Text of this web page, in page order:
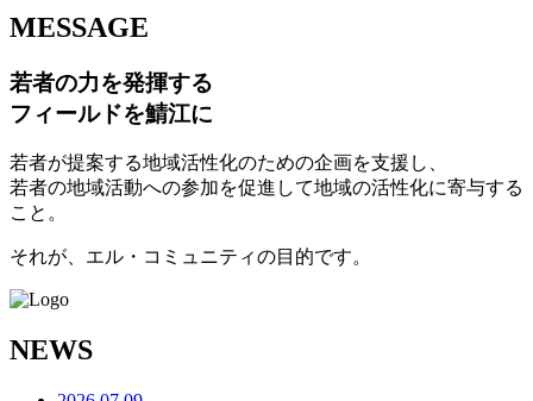
MESSAGE
若者の力を発揮する
フィールドを鯖江に
若者が提案する地域活性化のための企画を支援し、
若者の地域活動への参加を促進して地域の活性化に寄与する
こと。
それが、エル・コミュニティの目的です。
NEWS